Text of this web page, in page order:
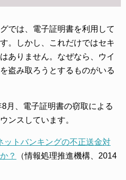
では、電子証明書を利用して
。しかし、これだけではセキ
ありません。なぜなら、ウイ
盗み取ろうとするものがいる
月、電子証明書の窃取による
ンスしています。
ットバンキングの不正送金対
？
（情報処理推進機構、2014